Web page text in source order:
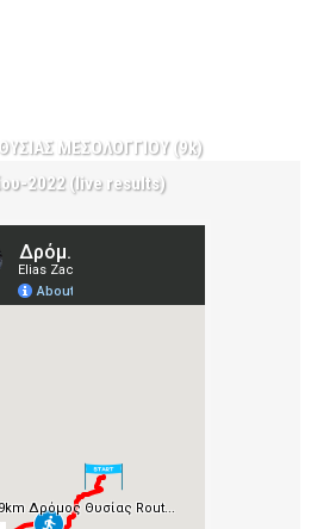
ΜΕΣΟΛΟΓΓΙΟΥ (9k)
2022 (live results)